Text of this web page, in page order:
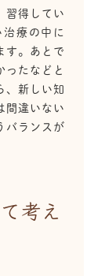
習得してい
療の中に
す。あとで
たなどと
、新しい知
間違いない
バランスが
考え